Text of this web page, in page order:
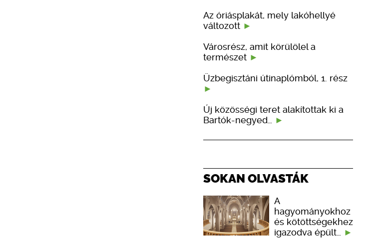
Az óriásplakát, mely lakóhellyé
változott
Városrész, amit körülölel a
természet
Üzbegisztáni útinaplómból, 1. rész
Új közösségi teret alakítottak ki a
Bartók-negyed…
SOKAN OLVASTÁK
A
hagyományokhoz
és kötöttségekhez
igazodva épült…